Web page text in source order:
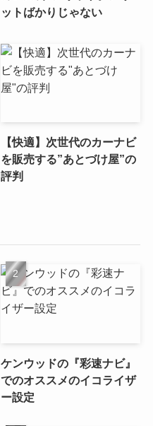
ットばかりじゃない
【快適】次世代のカーナビ
を販売する”あとづけ屋”の
評判
ケンウッドの『彩速ナビ』
でのオススメのイコライザ
ー設定